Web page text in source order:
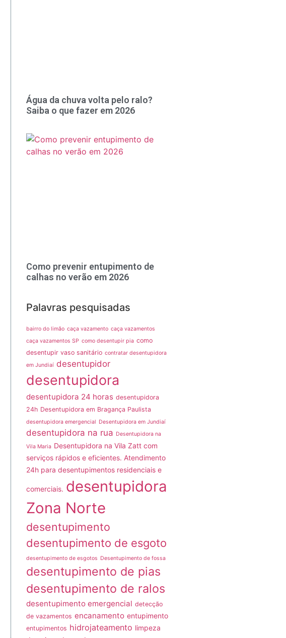
Água da chuva volta pelo ralo?
Saiba o que fazer em 2026
Como prevenir entupimento de
calhas no verão em 2026
Palavras pesquisadas
bairro do limão caça vazamento caça vazamentos
caça vazamentos SP como desentupir pia como
desentupir vaso sanitário contratar desentupidora
em Jundiaí desentupidor
desentupidora
desentupidora 24 horas desentupidora
24h Desentupidora em Bragança Paulista
desentupidora emergencial Desentupidora em Jundiaí
desentupidora na rua Desentupidora na
Vila Maria Desentupidora na Vila Zatt com
serviços rápidos e eficientes. Atendimento
24h para desentupimentos residenciais e
comerciais. desentupidora
Zona Norte
desentupimento
desentupimento de esgoto
desentupimento de esgotos Desentupimento de fossa
desentupimento de pias
desentupimento de ralos
desentupimento emergencial detecção
de vazamentos encanamento entupimento
entupimentos hidrojateamento limpeza